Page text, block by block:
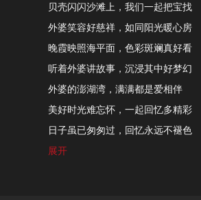
贝壳闪闪沙滩上，我们一起把宝找
外婆笑容好慈祥，如同阳光暖心房
晚霞映照海平面，色彩斑斓真好看
听着外婆讲故事，沉浸其中好梦幻
外婆的澎湖湾，满满都是爱相伴
美好时光难忘怀，一起回忆多精彩
日子虽已匆匆过，回忆永远不褪色
外婆的澎湖湾哟，心中最美的角落
展开